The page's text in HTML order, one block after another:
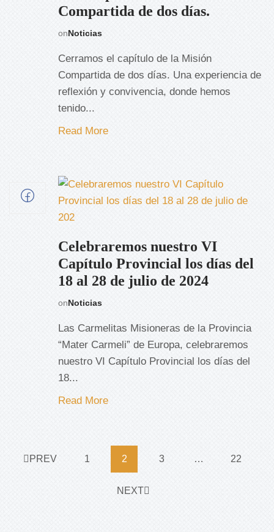
Compartida de dos días.
onNoticias
Cerramos el capítulo de la Misión
Compartida de dos días. Una experiencia de
reflexión y convivencia, donde hemos
tenido...
Read More
Celebraremos nuestro VI
Capítulo Provincial los días del
18 al 28 de julio de 2024
onNoticias
Las Carmelitas Misioneras de la Provincia
“Mater Carmeli” de Europa, celebraremos
nuestro VI Capítulo Provincial los días del
18...
Read More
PREV 1 2 3 … 22
NEXT